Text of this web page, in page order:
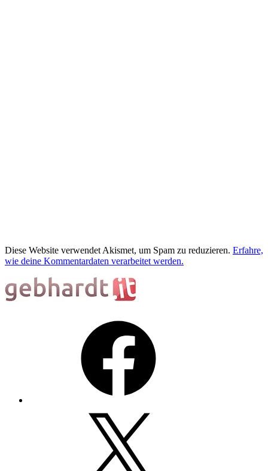
Diese Website verwendet Akismet, um Spam zu reduzieren. Erfahre,
wie deine Kommentardaten verarbeitet werden.